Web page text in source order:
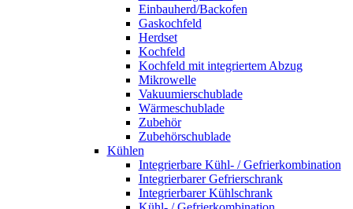
Einbauherd/Backofen
Gaskochfeld
Herdset
Kochfeld
Kochfeld mit integriertem Abzug
Mikrowelle
Vakuumierschublade
Wärmeschublade
Zubehör
Zubehörschublade
Kühlen
Integrierbare Kühl- / Gefrierkombination
Integrierbarer Gefrierschrank
Integrierbarer Kühlschrank